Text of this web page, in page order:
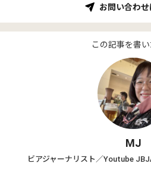
お問い合わせ
この記事を書
MJ
ビアジャーナリスト／Youtube